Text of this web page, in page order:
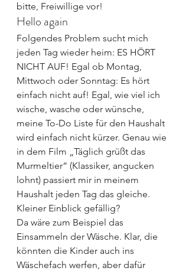
bitte, Freiwillige vor!
Hello again
Folgendes Problem sucht mich
jeden Tag wieder heim: ES HÖRT
NICHT AUF! Egal ob Montag,
Mittwoch oder Sonntag: Es hört
einfach nicht auf! Egal, wie viel ich
wische, wasche oder wünsche,
meine To-Do Liste für den Haushalt
wird einfach nicht kürzer. Genau wie
in dem Film „Täglich grüßt das
Murmeltier“ (Klassiker, angucken
lohnt) passiert mir in meinem
Haushalt jeden Tag das gleiche.
Kleiner Einblick gefällig?
Da wäre zum Beispiel das
Einsammeln der Wäsche. Klar, die
könnten die Kinder auch ins
Wäschefach werfen, aber dafür